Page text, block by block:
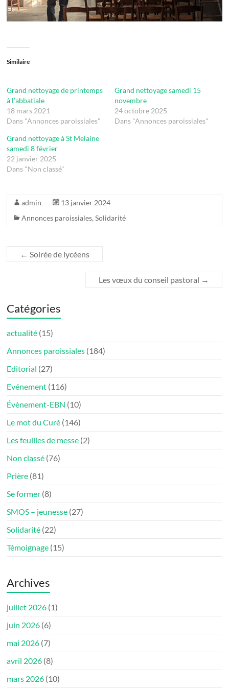
Similaire
Grand nettoyage de printemps
à l’abbatiale
18 mars 2021
Dans "Annonces paroissiales"
Grand nettoyage samedi 15
novembre
24 octobre 2025
Dans "Annonces paroissiales"
Grand nettoyage à St Melaine
samedi 8 février
22 janvier 2025
Dans "Non classé"
admin
13 janvier 2024
Annonces paroissiales,Solidarité
← Soirée de lycéens
Les vœux du conseil pastoral →
Catégories
actualité (15)
Annonces paroissiales (184)
Editorial (27)
Evénement (116)
Évènement-EBN (10)
Le mot du Curé (146)
Les feuilles de messe (2)
Non classé (76)
Prière (81)
Se former (8)
SMOS – jeunesse (27)
Solidarité (22)
Témoignage (15)
Archives
juillet 2026 (1)
juin 2026 (6)
mai 2026 (7)
avril 2026 (8)
mars 2026 (10)